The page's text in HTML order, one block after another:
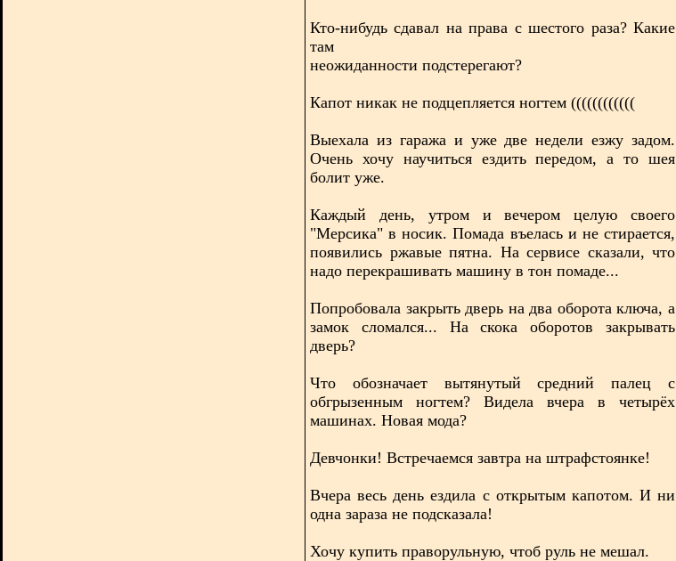
Кто-нибудь сдавал на права с шестого раза? Какие
там
неожиданности подстерегают?
Капот никак не подцепляется ногтем ((((((((((((
Выехала из гаража и уже две недели езжу задом.
Очень хочу научиться ездить передом, а то шея
болит уже.
Каждый день, утром и вечером целую своего
"Мерсика" в носик. Помада въелась и не стирается,
появились ржавые пятна. На сервисе сказали, что
надо перекрашивать машину в тон помаде...
Попробовала закрыть дверь на два оборота ключа, а
замок сломался... На скока оборотов закрывать
дверь?
Что обозначает вытянутый средний палец с
обгрызенным ногтем? Видела вчера в четырёх
машинах. Новая мода?
Девчонки! Встречаемся завтра на штрафстоянке!
Вчера весь день ездила с открытым капотом. И ни
одна зараза не подсказала!
Хочу купить праворульную, чтоб руль не мешал.